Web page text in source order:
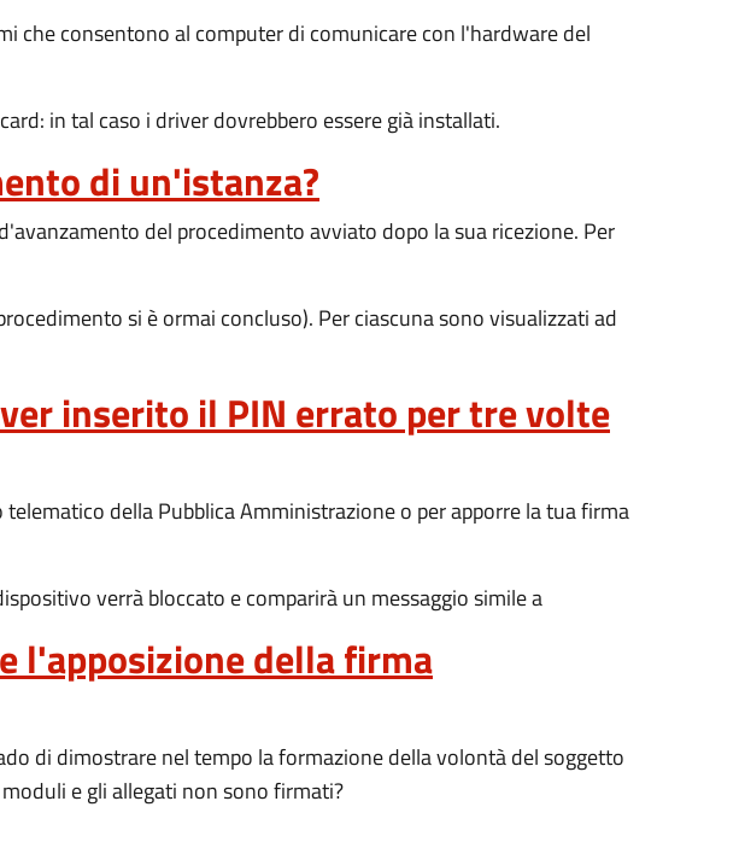
che consentono al computer di comunicare con l'hardware del
in tal caso i driver dovrebbero essere già installati.
di un'istanza?
del procedimento avviato dopo la sua ricezione. Per
si è ormai concluso). Per ciascuna sono visualizzati ad
inserito il PIN errato per tre volte
della Pubblica Amministrazione o per apporre la tua firma
verrà bloccato e comparirà un messaggio simile a
l'apposizione della firma
di dimostrare nel tempo la formazione della volontà del soggetto
e gli allegati non sono firmati?